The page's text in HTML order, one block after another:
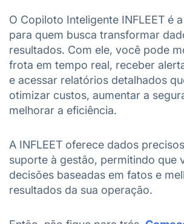
O Copiloto Inteligente INFLEET é
para quem busca transformar
resultados. Com ele, você pode
frota em tempo real, receber
e acessar relatórios detalhados
otimizar custos, aumentar a
melhorar a eficiência.
A INFLEET oferece dados
suporte à gestão, permitindo que
decisões baseadas em fatos e
resultados da sua operação.